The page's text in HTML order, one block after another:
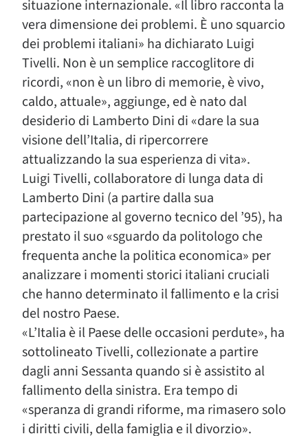
situazione internazionale. «Il libro racconta la
vera dimensione dei problemi. È uno squarcio
dei problemi italiani» ha dichiarato Luigi
Tivelli. Non è un semplice raccoglitore di
ricordi, «non è un libro di memorie, è vivo,
caldo, attuale», aggiunge, ed è nato dal
desiderio di Lamberto Dini di «dare la sua
visione dell’Italia, di ripercorrere
attualizzando la sua esperienza di vita».
Luigi Tivelli, collaboratore di lunga data di
Lamberto Dini (a partire dalla sua
partecipazione al governo tecnico del ’95), ha
prestato il suo «sguardo da politologo che
frequenta anche la politica economica» per
analizzare i momenti storici italiani cruciali
che hanno determinato il fallimento e la crisi
del nostro Paese.
«L’Italia è il Paese delle occasioni perdute», ha
sottolineato Tivelli, collezionate a partire
dagli anni Sessanta quando si è assistito al
fallimento della sinistra. Era tempo di
«speranza di grandi riforme, ma rimasero solo
i diritti civili, della famiglia e il divorzio».